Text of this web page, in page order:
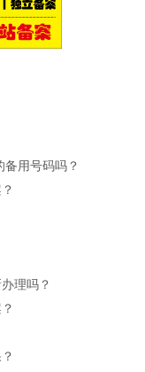
用号码吗？
理吗？